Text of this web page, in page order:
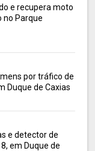
e recupera moto
no Parque
por tráfico de
Duque de Caxias
e detector de
em Duque de